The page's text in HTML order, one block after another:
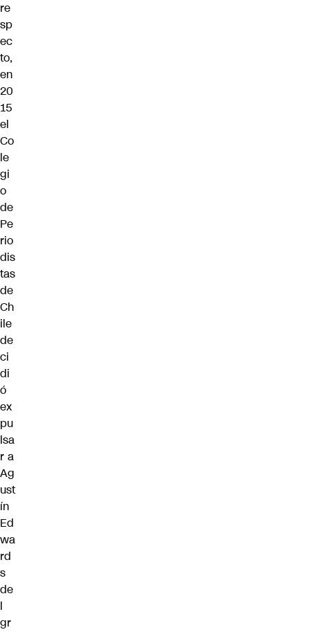
re
sp
ec
to,
en
20
15
el
Co
le
gi
o
de
Pe
rio
dis
tas
de
Ch
ile
de
ci
di
ó
ex
pu
lsa
r a
Ag
ust
ín
Ed
wa
rd
s
de
l
gr